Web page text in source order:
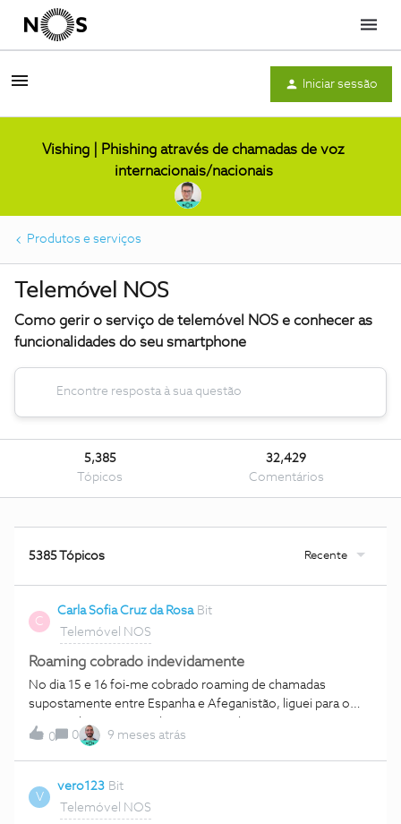
Menu
Iniciar sessão
Vishing | Phishing através de chamadas de voz
internacionais/nacionais
Produtos e serviços
Telemóvel NOS
Como gerir o serviço de telemóvel NOS e conhecer as
funcionalidades do seu smartphone
5,385
Tópicos
32,429
Comentários
5385 Tópicos Recente
C
Carla Sofia Cruz da Rosa Bit
Telemóvel NOS
Roaming cobrado indevidamente
No dia 15 e 16 foi-me cobrado roaming de chamadas
supostamente entre Espanha e Afeganistão, liguei para o
apoio a cliente para esclarecimento, disseram que se estava
lá foi porque tinha efetuado a chamada, ou então poderia
estar a ser vítima de fraude ou semelhante, disseram que
muito excepcionalmente me iam isentar do custo. Para meu
espanto vou consultar com detalhe o número e
correspondente ao número do voice mail, sendo que a
0 0 9 meses atrás
V
vero123 Bit
Telemóvel NOS